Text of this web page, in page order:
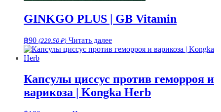
GINKGO PLUS | GB Vitamin
฿90 (229.50 ₽) Читать далее
Капсулы циссус против геморроя и
варикоза | Kongka Herb